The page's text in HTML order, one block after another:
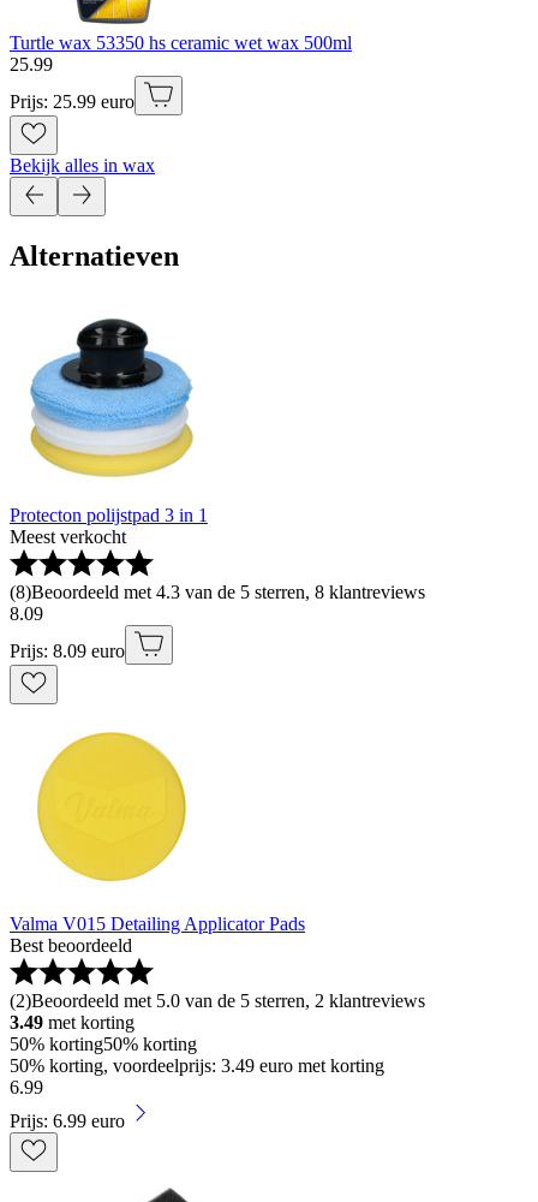
Turtle wax 53350 hs ceramic wet wax 500ml
25.99
Prijs: 25.99 euro
Bekijk alles in wax
Alternatieven
Protecton polijstpad 3 in 1
Meest verkocht
(8)Beoordeeld met 4.3 van de 5 sterren, 8 klantreviews
8.09
Prijs: 8.09 euro
Valma V015 Detailing Applicator Pads
Best beoordeeld
(2)Beoordeeld met 5.0 van de 5 sterren, 2 klantreviews
3.49 met korting
50% korting50% korting
50% korting, voordeelprijs: 3.49 euro met korting
6.99
Prijs: 6.99 euro